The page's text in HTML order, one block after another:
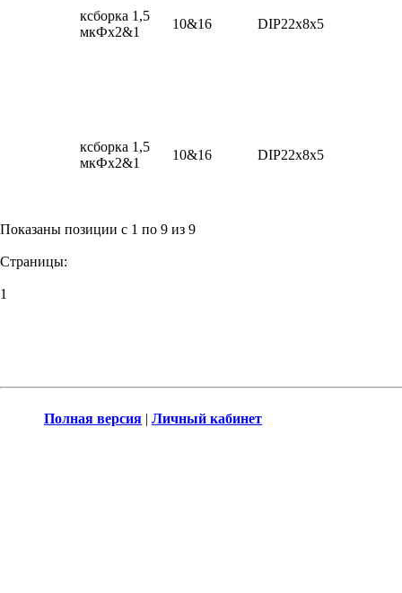
ксборка 1,5
мкФx2&1
10&16 DIP22x8x5
ксборка 1,5
мкФx2&1
10&16 DIP22x8x5
Показаны позиции с 1 по 9 из 9
Страницы:
1
Полная версия | Личный кабинет